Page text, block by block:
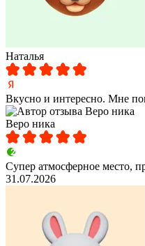
Наталья
Вкусно и интересно. Мне
Веро ника
Супер атмосферное место,
31.07.2026